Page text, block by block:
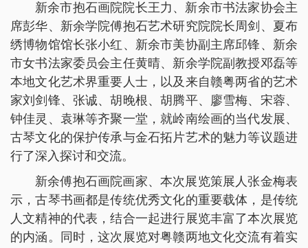
新余市抱石画院院长王力、新余市书法家协会主
席彭华、新余学院傅抱石艺术研究院院长周剑、夏布
绣博物馆馆长张小红、新余市美协副主席邱锋、新余
市女书法家委员会主任黄晴、新余学院副教授邓磊等
本地文化艺术界重要人士，以及来自赣粤两省的艺术
家刘剑锋、张诚、胡晚根、胡腾平、廖雪梅、宋蓉、
钟佳灵、袁琳等齐聚一堂，就岭南绘画的当代发展、
古琴文化的保护传承与金石拓片艺术的魅力等议题进
行了深入探讨和交流。
新余傅抱石画院画家、本次展览策展人张金梅表
示，古琴书画都是传统优秀文化的重要载体，是传统
人文精神的代表，结合一起进行展览丰富了本次展览
的内涵。同时，这次展览对粤赣两地文化交流有着实